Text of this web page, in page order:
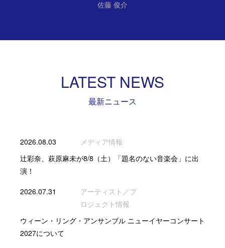
佐藤 俊介
LATEST NEWS
最新ニュース
2026.08.03
メディア情報
辻彩奈、萩原麻未が8/8（土）「題名のない音楽会」に出
演！
2026.07.31
アーティスト／プ
ロジェクト情報
ウィーン・リング・アンサンブル ニューイヤーコンサート
2027について